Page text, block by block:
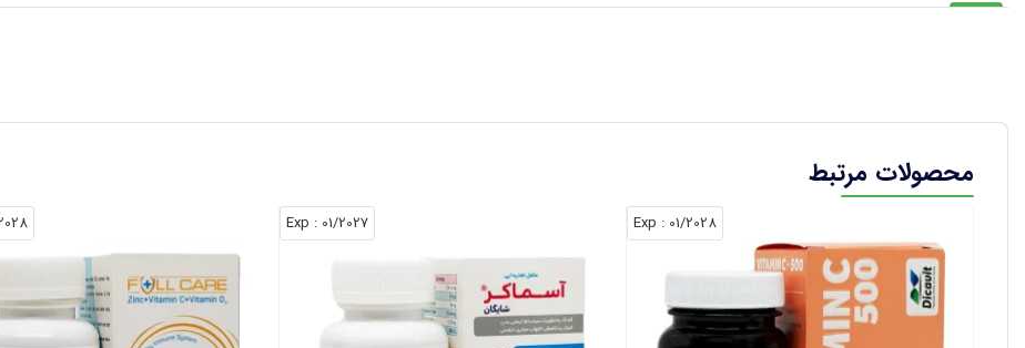
محصولات مرتبط
01/2028
: Exp
01/2027
: Exp